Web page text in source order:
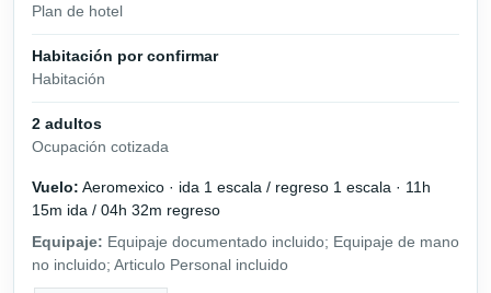
Plan de hotel
Habitación por confirmar
Habitación
2 adultos
Ocupación cotizada
Vuelo: Aeromexico · ida 1 escala / regreso 1 escala · 11h
15m ida / 04h 32m regreso
Equipaje: Equipaje documentado incluido; Equipaje de mano
no incluido; Articulo Personal incluido